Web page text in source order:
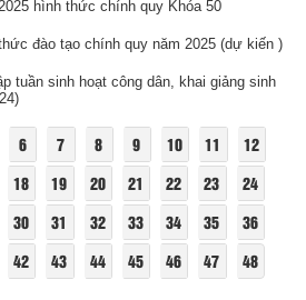
hình thức chính quy Khóa 50
đào tạo chính quy năm 2025 (dự kiến )
tuần sinh hoạt công dân, khai giảng sinh
6 7 8 9 10 11
12
18 19 20 21 22 23
24
30 31 32 33 34 35
36
42 43 44 45 46 47 48